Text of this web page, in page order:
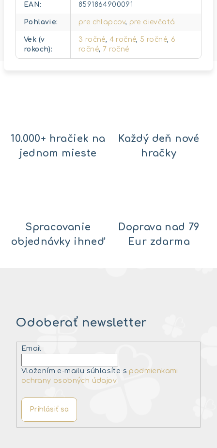
EAN: 8591864900091
Pohlavie: pre chlapcov, pre dievčatá
Vek (v
rokoch):
3 ročné, 4 ročné, 5 ročné, 6
ročné, 7 ročné
10.000+ hračiek na
jednom mieste
Každý deň nové
hračky
Spracovanie
objednávky ihneď
Doprava nad 79
Eur zdarma
Odoberať newsletter
Email
Vložením e-mailu súhlasíte s podmienkami
ochrany osobných údajov
Prihlásiť sa